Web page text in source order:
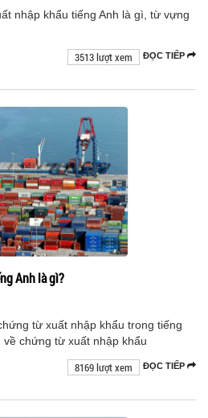
nhập khẩu tiếng Anh là gì, từ vựng
ĐỌC TIẾP
3513 lượt xem
Anh là gì?
từ xuất nhập khẩu trong tiếng
chứng từ xuất nhập khẩu
ĐỌC TIẾP
8169 lượt xem